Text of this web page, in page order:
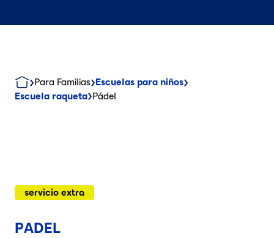
Para Familias Escuelas para niños
Escuela raqueta Pádel
servicio extra
PADEL